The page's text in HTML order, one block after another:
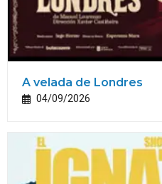
A velada de Londres
04/09/2026